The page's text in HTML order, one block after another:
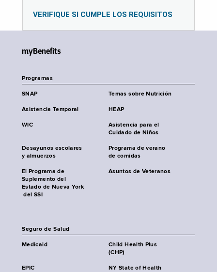
VERIFIQUE SI CUMPLE LOS REQUISITOS
myBenefits
Programas
SNAP Temas sobre Nutrición
Asistencia Temporal HEAP
WIC
Asistencia para el
Cuidado de Niños
Desayunos escolares
y almuerzos
Programa de verano
de comidas
El Programa de
Suplemento del
Estado de Nueva York
del SSI
Asuntos de Veteranos
Seguro de Salud
Medicaid
Child Health Plus
(CHP)
EPIC NY State of Health